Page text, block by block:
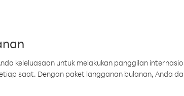
keleluasaan untuk melakukan panggilan
saat. Dengan paket langganan bulanan, Anda